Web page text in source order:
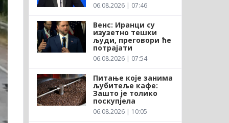
06.08.2026 | 07:46
Венс: Иранци су
изузетно тешки
људи, преговори ће
потрајати
06.08.2026 | 07:54
Питање које занима
љубитеље кафе:
Зашто је толико
поскупјела
06.08.2026 | 10:05